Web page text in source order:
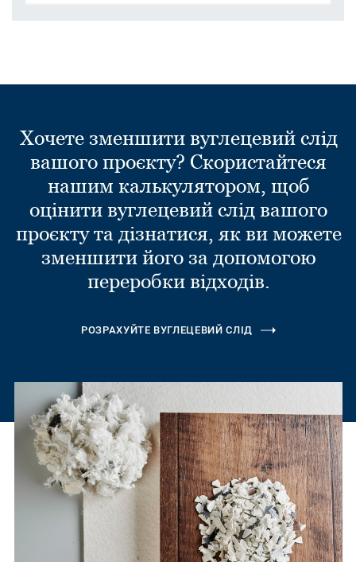
Хочете зменшити вуглецевий слід
вашого проєкту? Скористайтеся
нашим калькулятором, щоб
оцінити вуглецевий слід вашого
проєкту та дізнатися, як ви можете
зменшити його за допомогою
переробки відходів.
РОЗРАХУЙТЕ ВУГЛЕЦЕВИЙ СЛІД